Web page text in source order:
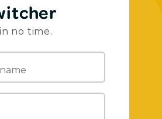
no time.